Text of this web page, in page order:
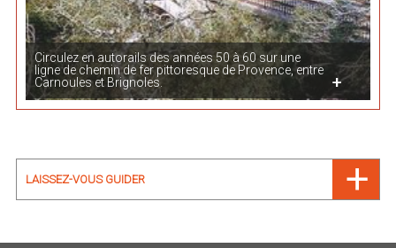
Circulez en autorails des années 50 à 60 sur une
ligne de chemin de fer pittoresque de Provence, entre
Carnoules et Brignoles.
LAISSEZ-VOUS GUIDER